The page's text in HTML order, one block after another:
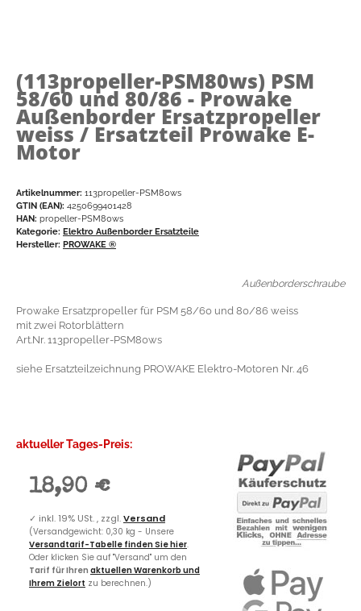
(113propeller-PSM80ws) PSM
58/60 und 80/86 - Prowake
Außenborder Ersatzpropeller
weiss / Ersatzteil Prowake E-
Motor
Artikelnummer: 113propeller-PSM80ws
GTIN (EAN): 4250699401428
HAN: propeller-PSM80ws
Kategorie: Elektro Außenborder Ersatzteile
Hersteller: PROWAKE ®
Außenborderschraube
Prowake Ersatzpropeller für PSM 58/60 und 80/86 weiss
mit zwei Rotorblättern
Art.Nr. 113propeller-PSM80ws
siehe Ersatzteilzeichnung PROWAKE Elektro-Motoren Nr. 46
aktueller Tages-Preis:
18,90 €
✓ inkl. 19% USt. , zzgl.Versand
(Versandgewicht: 0,30 kg - Unsere
Versandtarif-Tabelle finden Sie hier.
Oder klicken Sie auf "Versand" um den
Tarif für Ihren aktuellen Warenkorb und
Ihrem Zielort zu berechnen.)